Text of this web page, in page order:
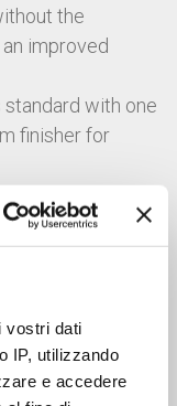
vostri dati
IP, utilizzando
e accedere
the
improved
standard with one
finisher for
and
steam supply